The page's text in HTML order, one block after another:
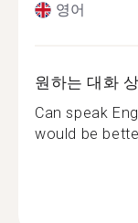
영어
원하는 대화
Can speak
would be